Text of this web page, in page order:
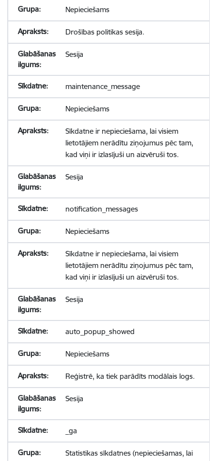
Nepieciešams
Drošības politikas sesija.
Sesija
maintenance_message
Nepieciešams
Sīkdatne ir nepieciešama, lai visiem
lietotājiem nerādītu ziņojumus pēc tam,
kad viņi ir izlasījuši un aizvēruši tos.
Sesija
notification_messages
Nepieciešams
Sīkdatne ir nepieciešama, lai visiem
lietotājiem nerādītu ziņojumus pēc tam,
kad viņi ir izlasījuši un aizvēruši tos.
Sesija
auto_popup_showed
Nepieciešams
Reģistrē, ka tiek parādīts modālais logs.
Sesija
_ga
Statistikas sīkdatnes (nepieciešamas, lai